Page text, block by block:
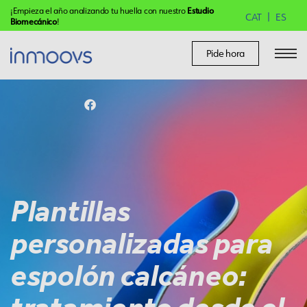
¡Empieza el año analizando tu huella con nuestro Estudio
Biomecánico! CAT ES
Pide hora
Plantillas
personalizadas para
espolón calcáneo: